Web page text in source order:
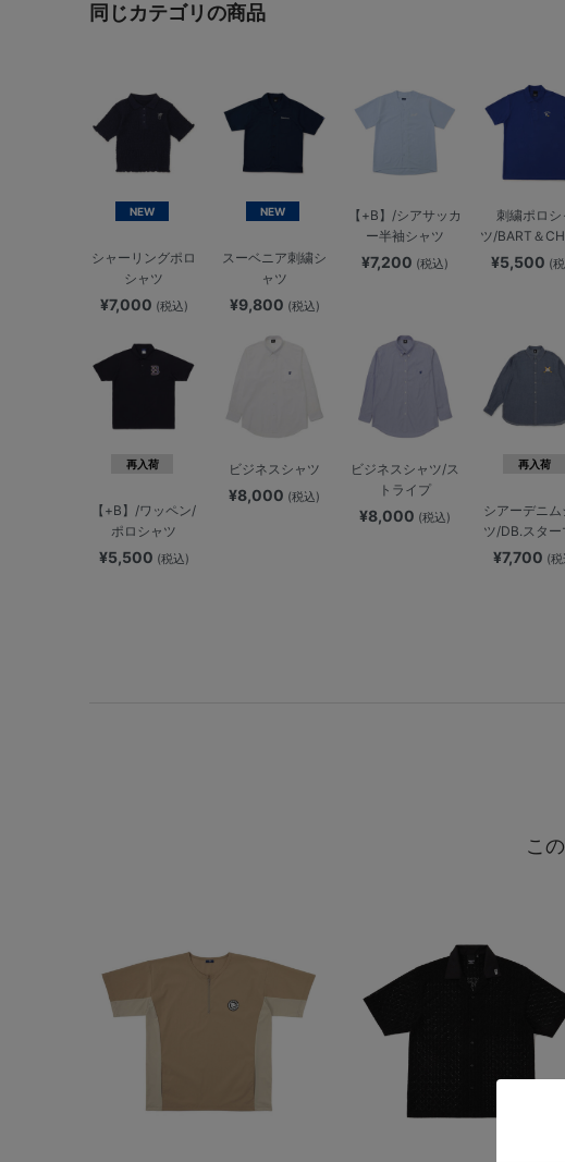
同じカテゴリの商品
NEW
シャーリングポロ
シャツ
¥7,000 (税込)
NEW
スーベニア刺繍シ
ャツ
¥9,800 (税込)
【+B】/シアサッカ
ー半袖シャツ
¥7,200 (税込)
刺繍ポロシ
ツ/BART＆
¥5,500 (
再入荷
【+B】/ワッペン/
ポロシャツ
¥5,500 (税込)
ビジネスシャツ
¥8,000 (税込)
ビジネスシャツ/ス
トライプ
¥8,000 (税込)
再入荷
シアーデニム
ツ/DB.スター
¥7,700 (
こ